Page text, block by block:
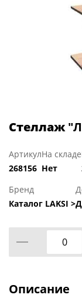
Стеллаж
Артикул
268156
На складе
Нет
Бренд
Каталог LAKSI >
Описание